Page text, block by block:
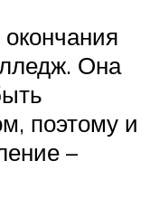
Она
поэтому и
–